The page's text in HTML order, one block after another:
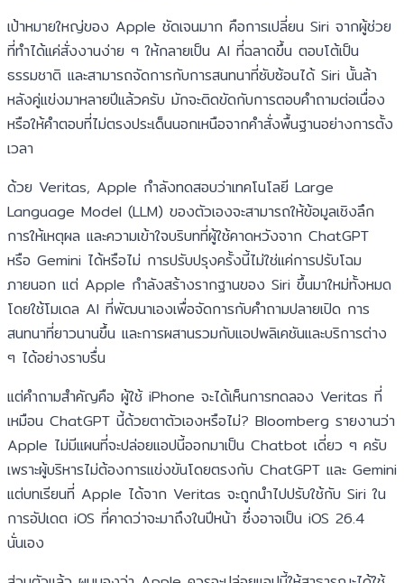
เป้าหมายใหญ่ของ Apple ชัดเจนมาก คือการเปลี่ยน Siri จากผู้ช่วย
ที่ทำได้แค่สั่งงานง่าย ๆ ให้กลายเป็น AI ที่ฉลาดขึ้น ตอบโต้เป็น
ธรรมชาติ และสามารถจัดการกับการสนทนาที่ซับซ้อนได้ Siri นั้นล้า
หลังคู่แข่งมาหลายปีแล้วครับ มักจะติดขัดกับการตอบคำถามต่อเนื่อง
หรือให้คำตอบที่ไม่ตรงประเด็นนอกเหนือจากคำสั่งพื้นฐานอย่างการตั้ง
เวลา
ด้วย Veritas, Apple กำลังทดสอบว่าเทคโนโลยี Large
Language Model (LLM) ของตัวเองจะสามารถให้ข้อมูลเชิงลึก
การให้เหตุผล และความเข้าใจบริบทที่ผู้ใช้คาดหวังจาก ChatGPT
หรือ Gemini ได้หรือไม่ การปรับปรุงครั้งนี้ไม่ใช่แค่การปรับโฉม
ภายนอก แต่ Apple กำลังสร้างรากฐานของ Siri ขึ้นมาใหม่ทั้งหมด
โดยใช้โมเดล AI ที่พัฒนาเองเพื่อจัดการกับคำถามปลายเปิด การ
สนทนาที่ยาวนานขึ้น และการผสานรวมกับแอปพลิเคชันและบริการต่าง
ๆ ได้อย่างราบรื่น
แต่คำถามสำคัญคือ ผู้ใช้ iPhone จะได้เห็นการทดลอง Veritas ที่
เหมือน ChatGPT นี้ด้วยตาตัวเองหรือไม่? Bloomberg รายงานว่า
Apple ไม่มีแผนที่จะปล่อยแอปนี้ออกมาเป็น Chatbot เดี่ยว ๆ ครับ
เพราะผู้บริหารไม่ต้องการแข่งขันโดยตรงกับ ChatGPT และ Gemini
แต่บทเรียนที่ Apple ได้จาก Veritas จะถูกนำไปปรับใช้กับ Siri ใน
การอัปเดต iOS ที่คาดว่าจะมาถึงในปีหน้า ซึ่งอาจเป็น iOS 26.4
นั่นเอง